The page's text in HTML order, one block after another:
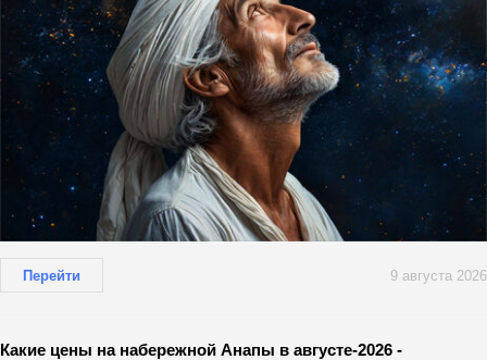
Перейти 9 августа 2026
Какие цены на набережной Анапы в августе-2026 -